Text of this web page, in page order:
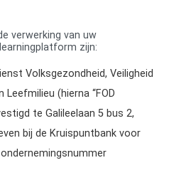
verwerking van uw
zijn:
Volksgezondheid, Veiligheid
(hierna ‘‘FOD
te Galileelaan 5 bus 2,
bij de Kruispuntbank voor